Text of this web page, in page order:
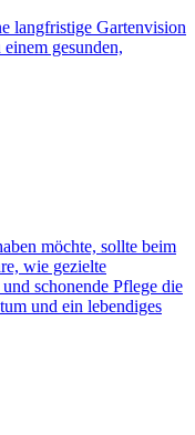
langfristige Gartenvision
gesunden,
möchte, sollte beim
wie gezielte
schonende Pflege die
und ein lebendiges